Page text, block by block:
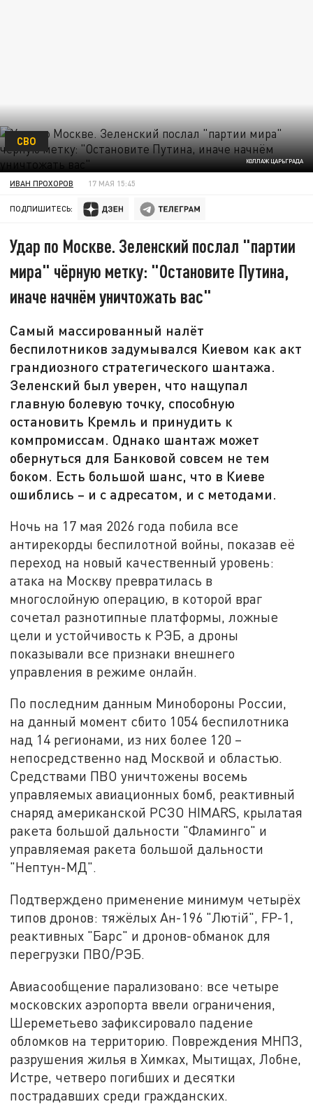
КОЛЛАЖ ЦАРЬГРАДА
СВО
ИВАН ПРОХОРОВ 17 МАЯ 15:45
ПОДПИШИТЕСЬ:
Удар по Москве. Зеленский послал "партии
мира" чёрную метку: "Остановите Путина,
иначе начнём уничтожать вас"
Самый массированный налёт
беспилотников задумывался Киевом как акт
грандиозного стратегического шантажа.
Зеленский был уверен, что нащупал
главную болевую точку, способную
остановить Кремль и принудить к
компромиссам. Однако шантаж может
обернуться для Банковой совсем не тем
боком. Есть большой шанс, что в Киеве
ошиблись – и с адресатом, и с методами.
Ночь на 17 мая 2026 года побила все
антирекорды беспилотной войны, показав её
переход на новый качественный уровень:
атака на Москву превратилась в
многослойную операцию, в которой враг
сочетал разнотипные платформы, ложные
цели и устойчивость к РЭБ, а дроны
показывали все признаки внешнего
управления в режиме онлайн.
По последним данным Минобороны России,
на данный момент сбито 1054 беспилотника
над 14 регионами, из них более 120 –
непосредственно над Москвой и областью.
Средствами ПВО уничтожены восемь
управляемых авиационных бомб, реактивный
снаряд американской РСЗО HIMARS, крылатая
ракета большой дальности "Фламинго" и
управляемая ракета большой дальности
"Нептун-МД".
Подтверждено применение минимум четырёх
типов дронов: тяжёлых Ан-196 "Лютiй", FP-1,
реактивных "Барс" и дронов-обманок для
перегрузки ПВО/РЭБ.
Авиасообщение парализовано: все четыре
московских аэропорта ввели ограничения,
Шереметьево зафиксировало падение
обломков на территорию. Повреждения МНПЗ,
разрушения жилья в Химках, Мытищах, Лобне,
Истре, четверо погибших и десятки
пострадавших среди гражданских.